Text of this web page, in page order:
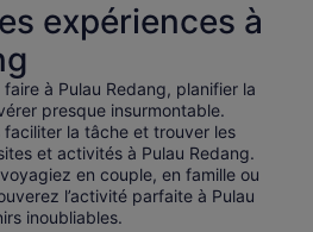
expériences à
à Pulau Redang, planifier la
presque insurmontable.
la tâche et trouver les
et activités à Pulau Redang.
en couple, en famille ou
l’activité parfaite à Pulau
inoubliables.